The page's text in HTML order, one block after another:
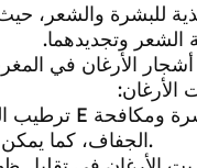
الشعر وتجديدهما.
الأرغان في
الأرغان:
الجفاف، كما يمكن استخدامه لتهدئة التهيج والالتهابات الجلدية.